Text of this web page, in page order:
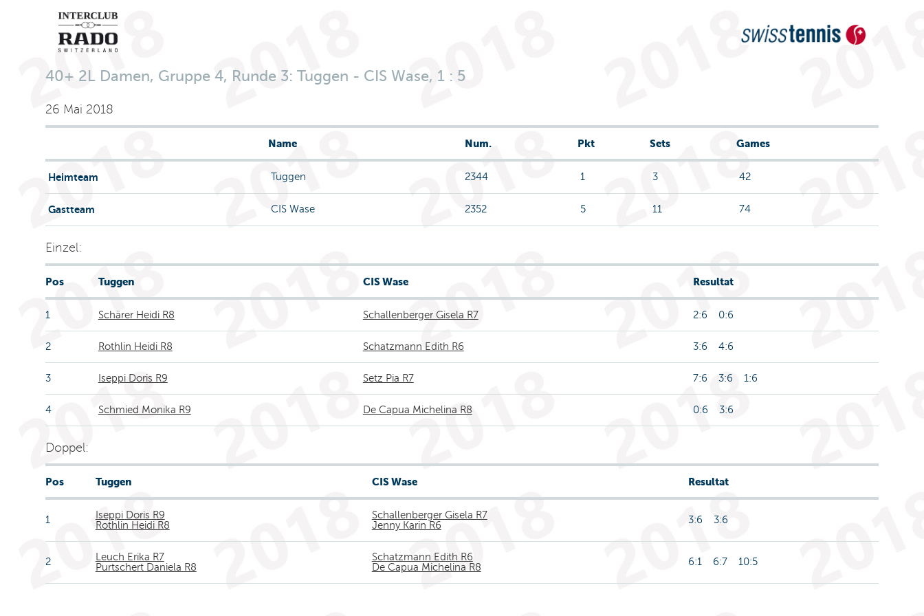
40+ 2L Damen, Gruppe 4, Runde 3: Tuggen - CIS Wase, 1 : 5
26 Mai 2018
Name Num. Pkt Sets Games
Heimteam Tuggen 2344 1 3 42
Gastteam CIS Wase 2352 5 11 74
Einzel:
Pos Tuggen CIS Wase Resultat
1 Schärer Heidi R8 Schallenberger Gisela R7 2:6 0:6
2 Rothlin Heidi R8 Schatzmann Edith R6 3:6 4:6
3 Iseppi Doris R9 Setz Pia R7 7:6 3:6 1:6
4 Schmied Monika R9 De Capua Michelina R8 0:6 3:6
Doppel:
Pos Tuggen CIS Wase Resultat
1
Iseppi Doris R9
Rothlin Heidi R8
Schallenberger Gisela R7
Jenny Karin R6
3:6 3:6
2
Leuch Erika R7
Purtschert Daniela R8
Schatzmann Edith R6
De Capua Michelina R8
6:1 6:7 10:5